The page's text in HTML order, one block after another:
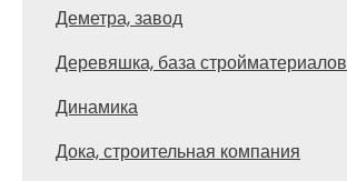
Деметра, завод
Деревяшка, база стройматериалов
Динамика
Дока, строительная компания